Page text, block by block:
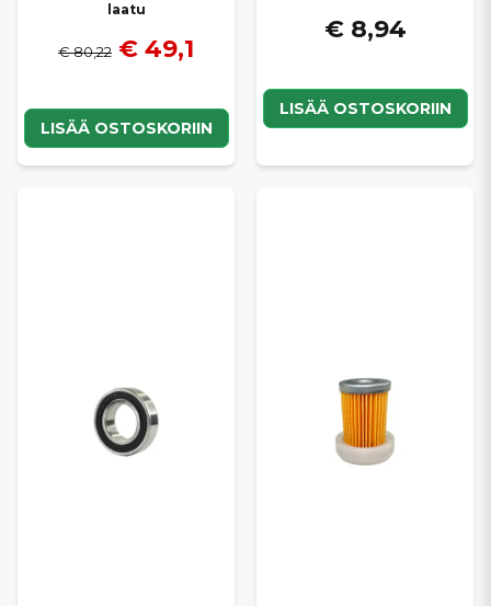
laatu
€ 80,22 € 49,1
LISÄÄ OSTOSKORIIN
€ 8,94
LISÄÄ OSTOSKORIIN